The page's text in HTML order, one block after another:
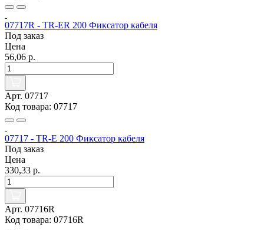
07717R - TR-ER 200 Фиксатор кабеля
Под заказ
Цена
56,06 р.
Арт. 07717
Код товара: 07717
07717 - TR-E 200 Фиксатор кабеля
Под заказ
Цена
330,33 р.
Арт. 07716R
Код товара: 07716R